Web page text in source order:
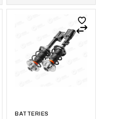
BATTERIES